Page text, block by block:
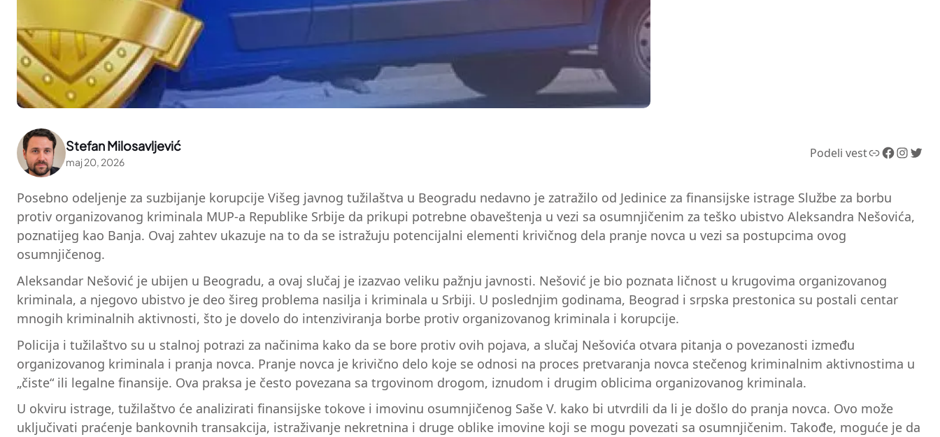
Stefan Milosavljević
maj 20, 2026
Podeli vestLink Facebook InstagramTwitter
Posebno odeljenje za suzbijanje korupcije Višeg javnog tužilaštva u Beogradu nedavno je zatražilo od Jedinice za finansijske istrage Službe za borbu
protiv organizovanog kriminala MUP-a Republike Srbije da prikupi potrebne obaveštenja u vezi sa osumnjičenim za teško ubistvo Aleksandra Nešovića,
poznatijeg kao Banja. Ovaj zahtev ukazuje na to da se istražuju potencijalni elementi krivičnog dela pranje novca u vezi sa postupcima ovog
osumnjičenog.
Aleksandar Nešović je ubijen u Beogradu, a ovaj slučaj je izazvao veliku pažnju javnosti. Nešović je bio poznata ličnost u krugovima organizovanog
kriminala, a njegovo ubistvo je deo šireg problema nasilja i kriminala u Srbiji. U poslednjim godinama, Beograd i srpska prestonica su postali centar
mnogih kriminalnih aktivnosti, što je dovelo do intenziviranja borbe protiv organizovanog kriminala i korupcije.
Policija i tužilaštvo su u stalnoj potrazi za načinima kako da se bore protiv ovih pojava, a slučaj Nešovića otvara pitanja o povezanosti između
organizovanog kriminala i pranja novca. Pranje novca je krivično delo koje se odnosi na proces pretvaranja novca stečenog kriminalnim aktivnostima u
„čiste“ ili legalne finansije. Ova praksa je često povezana sa trgovinom drogom, iznudom i drugim oblicima organizovanog kriminala.
U okviru istrage, tužilaštvo će analizirati finansijske tokove i imovinu osumnjičenog Saše V. kako bi utvrdili da li je došlo do pranja novca. Ovo može
uključivati praćenje bankovnih transakcija, istraživanje nekretnina i druge oblike imovine koji se mogu povezati sa osumnjičenim. Takođe, moguće je da